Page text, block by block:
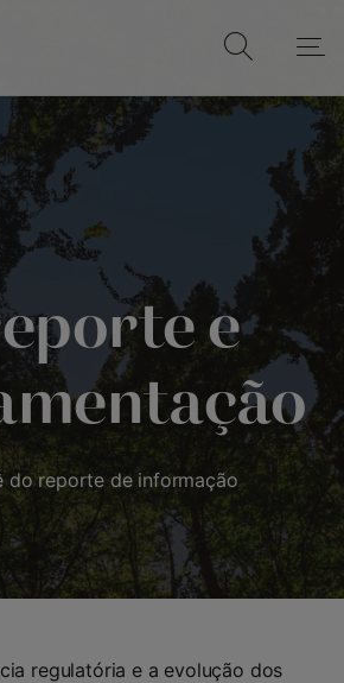
e
do reporte de informação
regulatória e a evolução dos